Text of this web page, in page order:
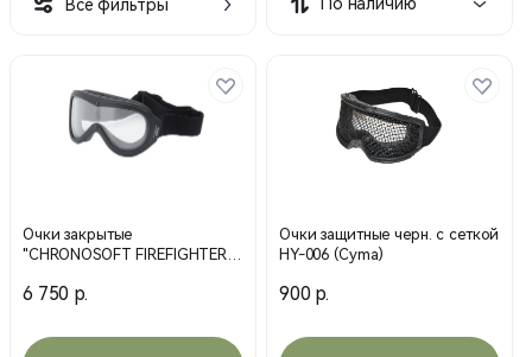
Все фильтры По наличию
Очки закрытые
"CHRONOSOFT FIREFIGHTER "
6 750 р.
Очки защитные черн. с сеткой
HY-006 (Cyma)
900 р.